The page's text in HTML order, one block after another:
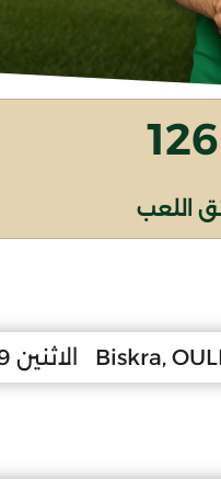
اللعب
Biskra, الاثنين 29 ماي 2006